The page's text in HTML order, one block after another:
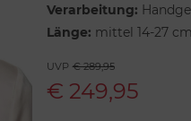
Verarbeitung:
Länge: mittel 14-27
UVP € 289,95
€ 249,95